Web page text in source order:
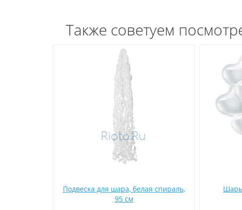
Также советуем
Подвеска для шара, белая спираль,
95 см